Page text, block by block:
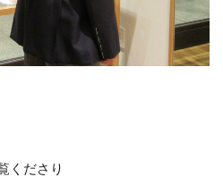
くださり